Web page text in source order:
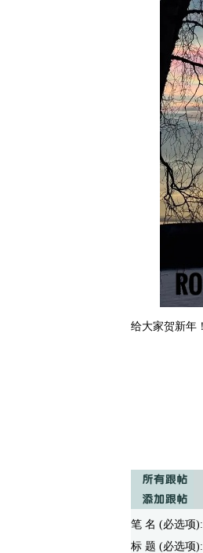
给大家贺新年！
笔 名 (必选项):
标 题 (必选项):